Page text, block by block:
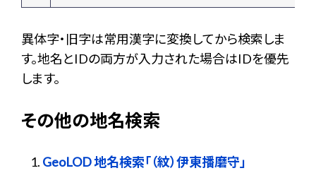
異体字・旧字は常用漢字に変換してから検索しま
す。地名とIDの両方が入力された場合はIDを優先
します。
その他の地名検索
GeoLOD 地名検索「（紋）伊東播磨守」